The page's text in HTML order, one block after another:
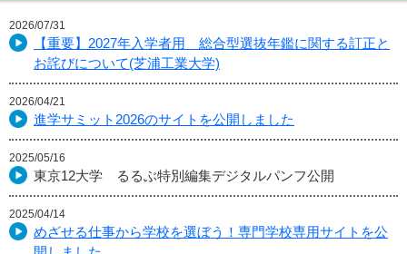
2026/07/31
【重要】2027年入学者用 総合型選抜年鑑に関する訂正と
お詫びについて(芝浦工業大学)
2026/04/21
進学サミット2026のサイトを公開しました
2025/05/16
東京12大学 るるぶ特別編集デジタルパンフ公開
2025/04/14
めざせる仕事から学校を選ぼう！専門学校専用サイトを公